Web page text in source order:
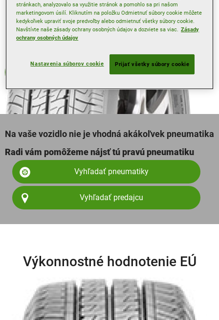
Na vaše vozidlo nie je vhodná akákoľvek pneumatika
Radi vám pomôžeme nájsť tú pravú pneumatiku
Vyhľadať pneumatiky
Vyhľadať predajcu
Výkonnostné hodnotenie EÚ
stránkach, analyzovalo sa využitie stránok a pomohlo sa pri našom
marketingovom úsilí. Kliknutím na položku Odmietnuť súbory cookie môžete
kedykoľvek upraviť svoje predvoľby alebo odmietnuť všetky súbory cookie.
Navštívte naše zásady ochrany osobných údajov a dozviete sa viac. Zásady
ochrany osobných údajov
Nastavenia súborov cookie Prijať všetky súbory cookie